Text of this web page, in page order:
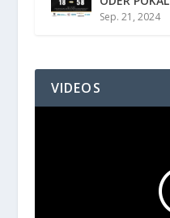
Sep. 21, 2024
VIDEOS